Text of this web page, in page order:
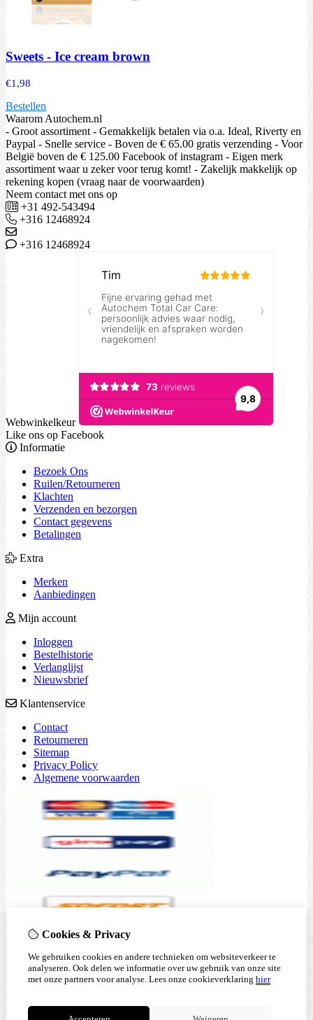
Sweets - Ice cream brown
€1,98
Bestellen
Waarom Autochem.nl
- Groot assortiment - Gemakkelijk betalen via o.a. Ideal, Riverty en
Paypal - Snelle service - Boven de € 65.00 gratis verzending - Voor
België boven de € 125.00 Facebook of instagram - Eigen merk
assortiment waar u zeker voor terug komt! - Zakelijk makkelijk op
rekening kopen (vraag naar de voorwaarden)
Neem contact met ons op
+31 492-543494
+316 12468924
+316 12468924
Webwinkelkeur
Like ons op Facebook
Informatie
Bezoek Ons
Ruilen/Retourneren
Klachten
Verzenden en bezorgen
Contact gegevens
Betalingen
Extra
Merken
Aanbiedingen
Mijn account
Inloggen
Bestelhistorie
Verlanglijst
Nieuwsbrief
Klantenservice
Contact
Retourneren
Sitemap
Privacy Policy
Algemene voorwaarden
Cookies & Privacy
We gebruiken cookies en andere technieken om websiteverkeer te
analyseren. Ook delen we informatie over uw gebruik van onze site
met onze partners voor analyse. Lees onze cookieverklaring hier